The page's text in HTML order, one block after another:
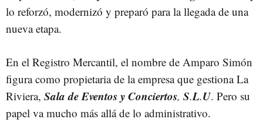
lo reforzó, modernizó y preparó para la llegada de una
nueva etapa.
En el Registro Mercantil, el nombre de Amparo Simón
figura como propietaria de la empresa que gestiona La
Riviera, Sala de Eventos y Conciertos, S.L.U. Pero su
papel va mucho más allá de lo administrativo.